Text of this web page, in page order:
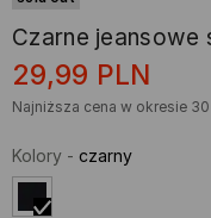
Czarne jeansowe
29,99 PLN
Najniższa cena w okresie
Kolory - czarny